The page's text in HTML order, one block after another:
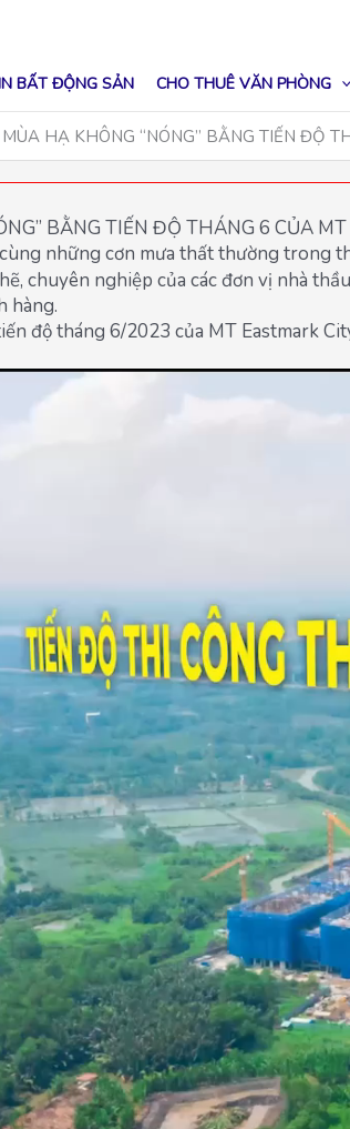
BẤT ĐỘNG SẢN CHO THUÊ VĂN PHÒNG
HẠ KHÔNG “NÓNG” BẰNG TIẾN ĐỘ
BẰNG TIẾN ĐỘ THÁNG 6 CỦA
những cơn mưa thất thường trong
chuyên nghiệp của các đơn vị nhà
hàng.
độ tháng 6/2023 của MT Eastmark